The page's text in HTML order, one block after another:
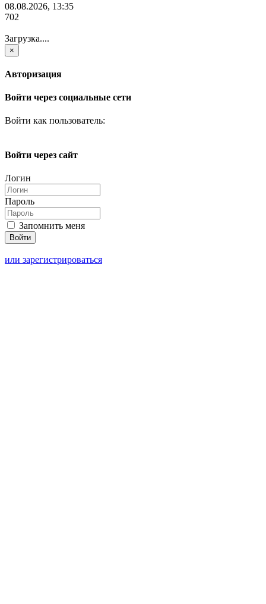
08.08.2026, 13:35
702
Загрузка....
×
Авторизация
Войти через социальные сети
Войти как пользователь:
Войти через сайт
Логин
Пароль
Запомнить меня
или зарегистрироваться